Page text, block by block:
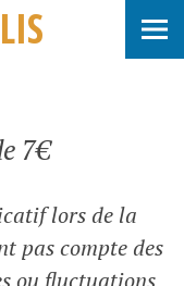
7€
lors de la
pas compte des
ou fluctuations